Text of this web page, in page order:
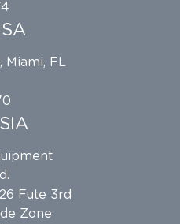
Miami, FL
Fute 3rd
Zone